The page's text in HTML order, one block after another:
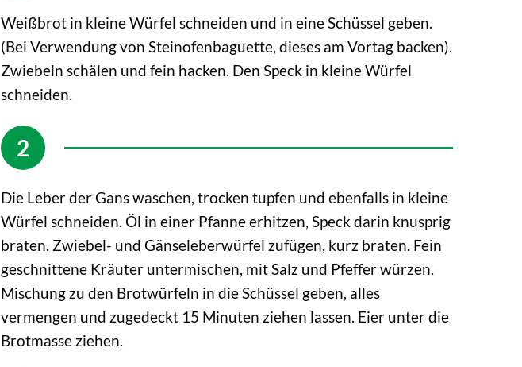
Weißbrot in kleine Würfel schneiden und in eine Schüssel geben.
(Bei Verwendung von Steinofenbaguette, dieses am Vortag backen).
Zwiebeln schälen und fein hacken. Den Speck in kleine Würfel
schneiden.
Die Leber der Gans waschen, trocken tupfen und ebenfalls in kleine
Würfel schneiden. Öl in einer Pfanne erhitzen, Speck darin knusprig
braten. Zwiebel- und Gänseleberwürfel zufügen, kurz braten. Fein
geschnittene Kräuter untermischen, mit Salz und Pfeffer würzen.
Mischung zu den Brotwürfeln in die Schüssel geben, alles
vermengen und zugedeckt 15 Minuten ziehen lassen. Eier unter die
Brotmasse ziehen.